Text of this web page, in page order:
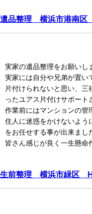
遺品整理 横浜市港南
実家の遺品整理をお願いし
実家には自分や兄弟が置い
片付けられないと思い、
ったユアス片付けサポート
作業前にはマンションの管
住人に迷惑をかけないよう
をお任せする事が出来まし
皆さん感じが良く一生懸命
生前整理 横浜市緑区